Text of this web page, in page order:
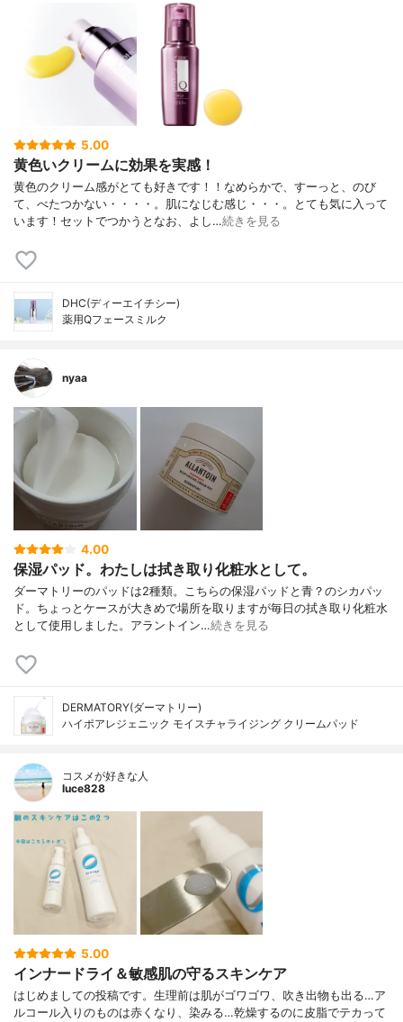
5.00
黄色いクリームに効果を実感！
黄色のクリーム感がとても好きです！！なめらかで、すーっと、のび
て、べたつかない・・・・。肌になじむ感じ・・・。とても気に入って
います！セットでつかうとなお、よし…続きを見る
DHC(ディーエイチシー)
薬用Qフェースミルク
nyaa
4.00
保湿パッド。わたしは拭き取り化粧水として。
ダーマトリーのパッドは2種類。こちらの保湿パッドと青？のシカパッ
ド。ちょっとケースが大きめで場所を取りますが毎日の拭き取り化粧水
として使用しました。アラントイン…続きを見る
DERMATORY(ダーマトリー)
ハイポアレジェニック モイスチャライジング クリームパッド
コスメが好きな人
luce828
5.00
インナードライ＆敏感肌の守るスキンケア
はじめましての投稿です。生理前は肌がゴワゴワ、吹き出物も出る…ア
ルコール入りのものは赤くなり、染みる…乾燥するのに皮脂でテカって